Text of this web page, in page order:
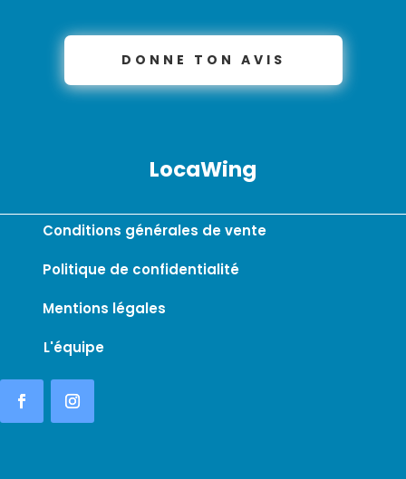
DONNE TON AVIS
LocaWing
Conditions générales de vente
Politique de confidentialité
Mentions légales
L'équipe